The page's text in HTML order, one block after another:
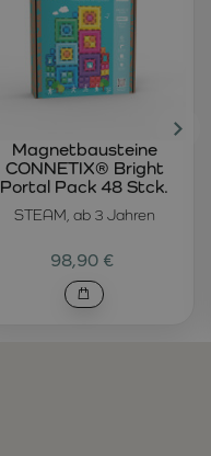
STEAM, ab 3 Jahren
Magnetbausteine
CONNETIX® Bright
Portal Pack 48 Stck.
98,90 €